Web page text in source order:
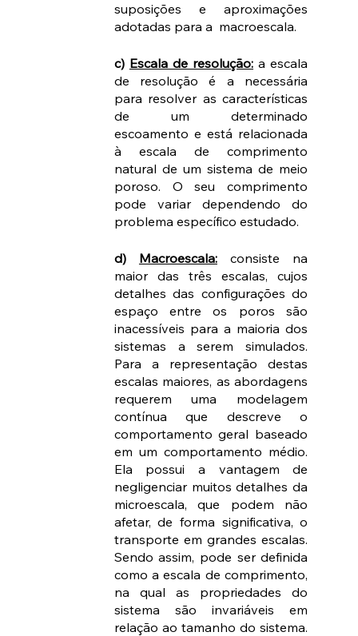
suposições e aproximações
adotadas para a  macroescala.
c) Escala de resolução: a escala
de resolução é a necessária
para resolver as características
de um determinado
escoamento e está relacionada
à escala de comprimento
natural de um sistema de meio
poroso. O seu comprimento
pode variar dependendo do
problema específico estudado.
d) Macroescala: consiste na
maior das três escalas, cujos
detalhes das configurações do
espaço entre os poros são
inacessíveis para a maioria dos
sistemas a serem simulados.
Para a representação destas
escalas maiores, as abordagens
requerem uma modelagem
contínua que descreve o
comportamento geral baseado
em um comportamento médio.
Ela possui a vantagem de
negligenciar muitos detalhes da
microescala, que podem não
afetar, de forma significativa, o
transporte em grandes escalas.
Sendo assim, pode ser definida
como a escala de comprimento,
na qual as propriedades do
sistema são invariáveis em
relação ao tamanho do sistema.